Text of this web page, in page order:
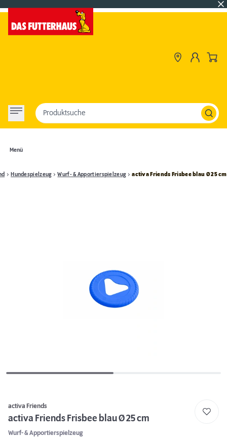
Menü
Produktsuche
Hundespielzeug Wurf- & Apportierspielzeug activa Friends Frisbee blau Ø 25 cm
activa Friends
activa Friends Frisbee blau Ø 25 cm
Wurf- & Apportierspielzeug